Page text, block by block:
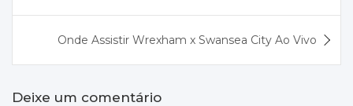
Onde Assistir Wrexham x Swansea City Ao Vivo
Deixe um comentário